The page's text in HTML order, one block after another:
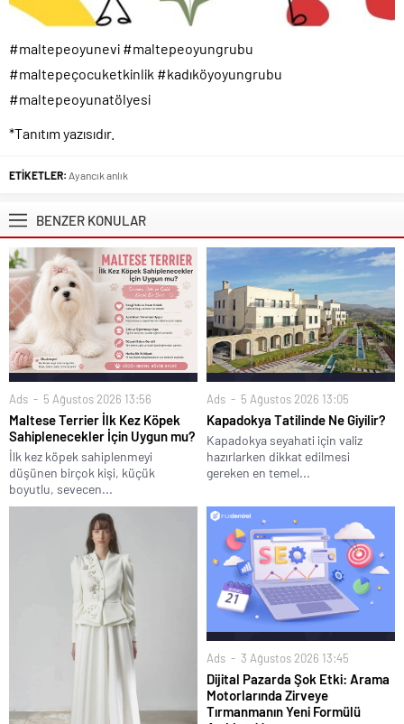
#maltepeoyunevi #maltepeoyungrubu
#maltepeçocuketkinlik #kadıköyoyungrubu
#maltepeoyunatölyesi
*Tanıtım yazısıdır.
ETİKETLER: Ayancık anlık
BENZER KONULAR
Ads 5 Ağustos 2026 13:56
Maltese Terrier İlk Kez Köpek
Sahiplenecekler İçin Uygun mu?
İlk kez köpek sahiplenmeyi
düşünen birçok kişi, küçük
boyutlu, sevecen...
Ads 5 Ağustos 2026 13:05
Kapadokya Tatilinde Ne Giyilir?
Kapadokya seyahati için valiz
hazırlarken dikkat edilmesi
gereken en temel...
Ads 3 Ağustos 2026 13:45
Dijital Pazarda Şok Etki: Arama
Motorlarında Zirveye
Tırmanmanın Yeni Formülü